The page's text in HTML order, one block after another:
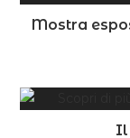
Mostra
Il